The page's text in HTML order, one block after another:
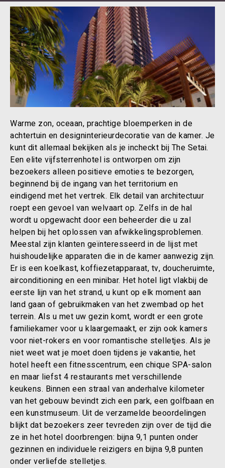
Warme zon, oceaan, prachtige bloemperken in de
achtertuin en designinterieurdecoratie van de kamer. Je
kunt dit allemaal bekijken als je incheckt bij The Setai.
Een elite vijfsterrenhotel is ontworpen om zijn
bezoekers alleen positieve emoties te bezorgen,
beginnend bij de ingang van het territorium en
eindigend met het vertrek. Elk detail van architectuur
roept een gevoel van welvaart op. Zelfs in de hal
wordt u opgewacht door een beheerder die u zal
helpen bij het oplossen van afwikkelingsproblemen.
Meestal zijn klanten geïnteresseerd in de lijst met
huishoudelijke apparaten die in de kamer aanwezig zijn.
Er is een koelkast, koffiezetapparaat, tv, doucheruimte,
airconditioning en een minibar. Het hotel ligt vlakbij de
eerste lijn van het strand, u kunt op elk moment aan
land gaan of gebruikmaken van het zwembad op het
terrein. Als u met uw gezin komt, wordt er een grote
familiekamer voor u klaargemaakt, er zijn ook kamers
voor niet-rokers en voor romantische stelletjes. Als je
niet weet wat je moet doen tijdens je vakantie, het
hotel heeft een fitnesscentrum, een chique SPA-salon
en maar liefst 4 restaurants met verschillende
keukens. Binnen een straal van anderhalve kilometer
van het gebouw bevindt zich een park, een golfbaan en
een kunstmuseum. Uit de verzamelde beoordelingen
blijkt dat bezoekers zeer tevreden zijn over de tijd die
ze in het hotel doorbrengen: bijna 9,1 punten onder
gezinnen en individuele reizigers en bijna 9,8 punten
onder verliefde stelletjes.